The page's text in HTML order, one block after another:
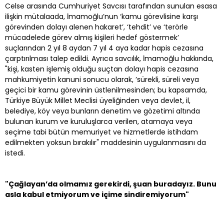
Celse arasında Cumhuriyet Savcısı tarafından sunulan esasa
ilişkin mütalaada, İmamoğlu’nun ‘kamu görevlisine karşı
görevinden dolayı alenen hakaret’, ‘tehdit’ ve ‘terörle
mücadelede görev almış kişileri hedef göstermek’
suçlarından 2 yıl 8 aydan 7 yıl 4 aya kadar hapis cezasına
çarptırılması talep edildi. Ayrıca savcılık, İmamoğlu hakkında,
"kişi, kasten işlemiş olduğu suçtan dolayı hapis cezasına
mahkumiyetin kanuni sonucu olarak, ’sürekli, süreli veya
geçici bir kamu görevinin üstlenilmesinden; bu kapsamda,
Türkiye Büyük Millet Meclisi üyeliğinden veya devlet, il,
belediye, köy veya bunların denetim ve gözetimi altında
bulunan kurum ve kuruluşlarca verilen, atamaya veya
seçime tabi bütün memuriyet ve hizmetlerde istihdam
edilmekten yoksun bırakılır" maddesinin uygulanmasını da
istedi.
"Çağlayan’da olmamız gerekirdi, şuan buradayız. Bunu
asla kabul etmiyorum ve içime sindiremiyorum"